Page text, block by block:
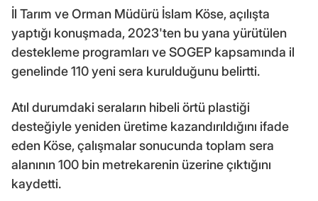
İl Tarım ve Orman Müdürü İslam Köse, açılışta
yaptığı konuşmada, 2023'ten bu yana yürütülen
destekleme programları ve SOGEP kapsamında il
genelinde 110 yeni sera kurulduğunu belirtti.
Atıl durumdaki seraların hibeli örtü plastiği
desteğiyle yeniden üretime kazandırıldığını ifade
eden Köse, çalışmalar sonucunda toplam sera
alanının 100 bin metrekarenin üzerine çıktığını
kaydetti.